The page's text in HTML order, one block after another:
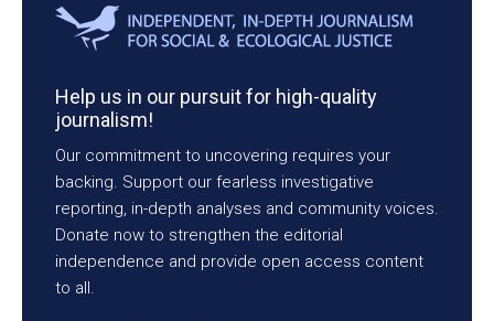
Help us in our pursuit for high-quality
journalism!
Our commitment to uncovering requires your
backing. Support our fearless investigative
reporting, in-depth analyses and community voices.
Donate now to strengthen the editorial
independence and provide open access content
to all.